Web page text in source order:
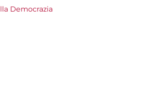
Democrazia